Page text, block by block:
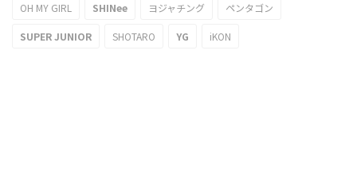
OH MY GIRL SHINee ヨジャチング ペンタゴン
SUPER JUNIOR SHOTARO YG iKON